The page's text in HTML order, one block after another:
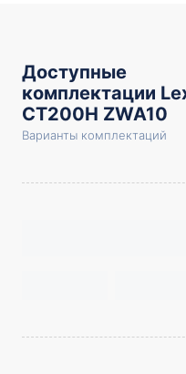
Доступные
комплектации
CT200H ZWA10
Варианты комплектаций